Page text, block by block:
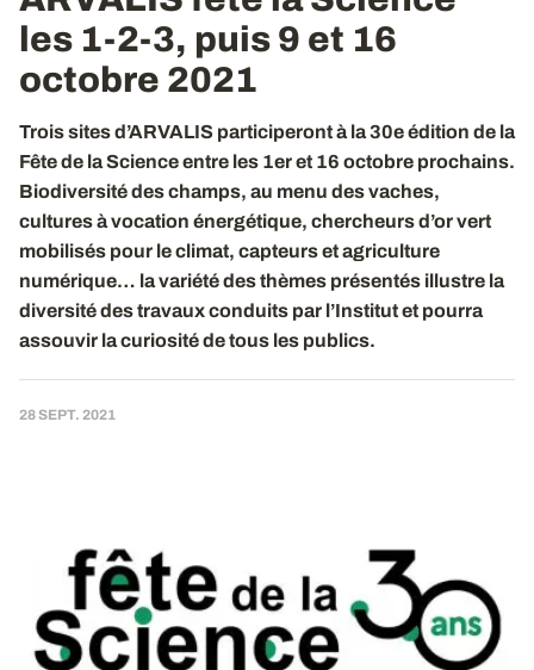
les 1-2-3, puis 9 et 16
octobre 2021
Trois sites d’ARVALIS participeront à la 30e édition de la
Fête de la Science entre les 1er et 16 octobre prochains.
Biodiversité des champs, au menu des vaches,
cultures à vocation énergétique, chercheurs d’or vert
mobilisés pour le climat, capteurs et agriculture
numérique… la variété des thèmes présentés illustre la
diversité des travaux conduits par l’Institut et pourra
assouvir la curiosité de tous les publics.
28 SEPT. 2021